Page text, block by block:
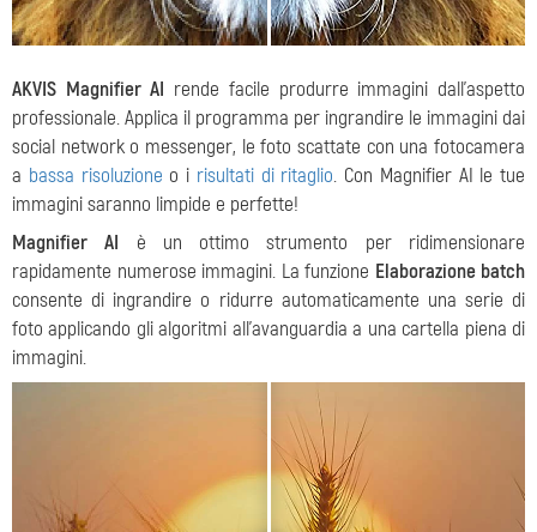
AKVIS Magnifier AI rende facile produrre immagini dall'aspetto
professionale. Applica il programma per ingrandire le immagini dai
social network o messenger, le foto scattate con una fotocamera
a bassa risoluzione o i risultati di ritaglio. Con Magnifier AI le tue
immagini saranno limpide e perfette!
Magnifier AI è un ottimo strumento per ridimensionare
rapidamente numerose immagini. La funzione Elaborazione batch
consente di ingrandire o ridurre automaticamente una serie di
foto applicando gli algoritmi all'avanguardia a una cartella piena di
immagini.